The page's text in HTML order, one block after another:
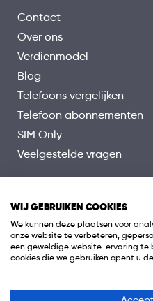
Contact
Over ons
Verdienmodel
Blog
Telefoons vergelijken
Telefoon abonnementen
SIM Only
Veelgestelde vragen
WIJ GEBRUIKEN COOKIES
We kunnen deze plaatsen voor
onze website te verbeteren,
een geweldige website-ervaring te
cookies die we gebruiken opent u